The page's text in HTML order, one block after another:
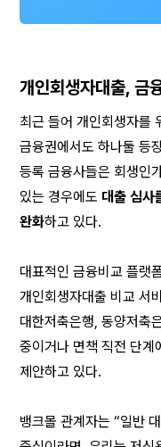
개인회생자대출, 금
최근 들어 개인회생자를
금융권에서도 하나둘 등
등록 금융사들은 회생인
있는 경우에도 대출 심사
완화하고 있다.
대표적인 금융비교 플랫
개인회생자대출 비교 서
대한저축은행, 동양저축
중이거나 면책 직전 단계
제안하고 있다.
뱅크몰 관계자는 “일반